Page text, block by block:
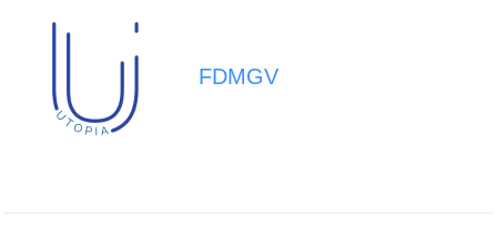
FDMGV